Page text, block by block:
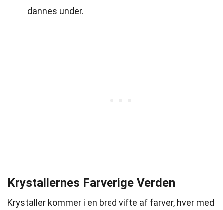
dannes under.
Krystallernes Farverige Verden
Krystaller kommer i en bred vifte af farver, hver med